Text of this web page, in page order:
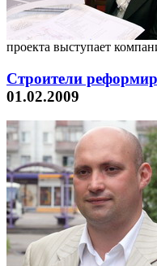
проекта выступает
Строители
01.02.2009